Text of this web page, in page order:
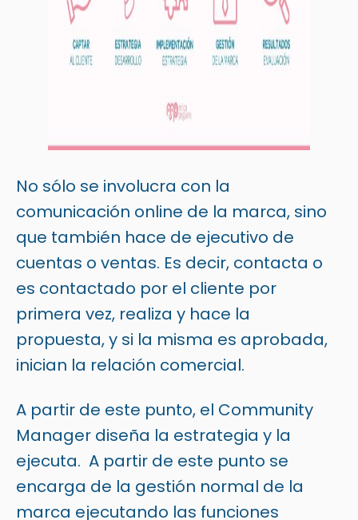
No sólo se involucra con la
comunicación online de la marca, sino
que también hace de ejecutivo de
cuentas o ventas. Es decir, contacta o
es contactado por el cliente por
primera vez, realiza y hace la
propuesta, y si la misma es aprobada,
inician la relación comercial.
A partir de este punto, el Community
Manager diseña la estrategia y la
ejecuta. A partir de este punto se
encarga de la gestión normal de la
marca ejecutando las funciones